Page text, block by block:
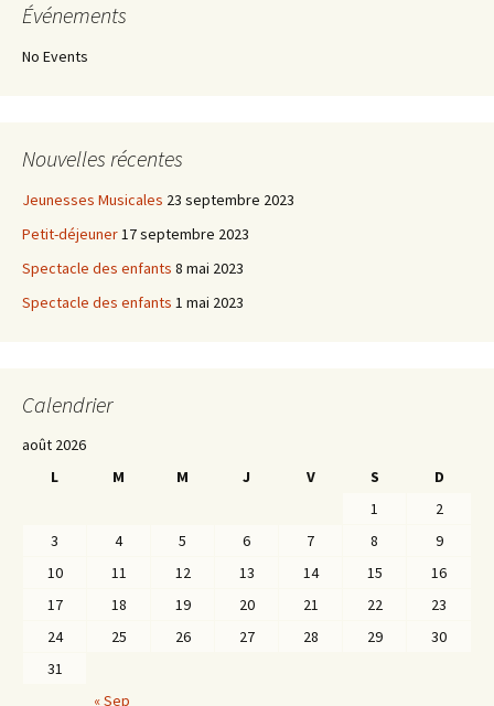
Événements
No Events
Nouvelles récentes
Jeunesses Musicales 23 septembre 2023
Petit-déjeuner17 septembre 2023
Spectacle des enfants 8 mai 2023
Spectacle des enfants 1 mai 2023
Calendrier
août 2026
L
M M J V S
D
1
2
3
4 5 6 7 8
9
10
11 12 13 14 15
16
17
18 19 20 21 22
23
24
25 26 27 28 29
30
31
« Sep